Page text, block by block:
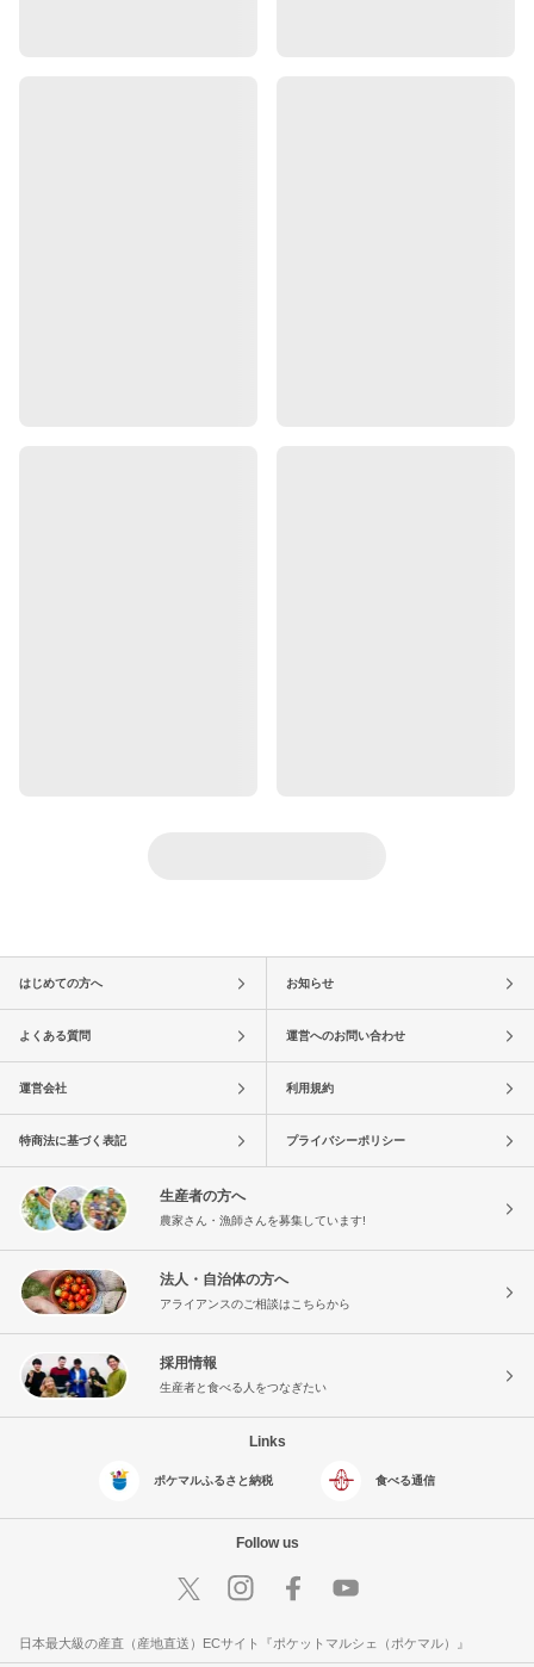
はじめての方へ お知らせ
よくある質問 運営へのお問い合わせ
運営会社 利用規約
特商法に基づく表記 プライバシーポリシー
生産者の方へ
農家さん・漁師さんを募集しています!
法人・自治体の方へ
アライアンスのご相談はこちらから
採用情報
生産者と食べる人をつなぎたい
Links
ポケマルふるさと納税 食べる通信
Follow us
日本最大級の産直（産地直送）ECサイト『ポケットマルシェ（ポケマル）』